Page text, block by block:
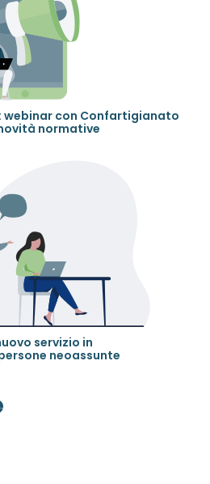
con Confartigianato
normative
servizio in
neoassunte